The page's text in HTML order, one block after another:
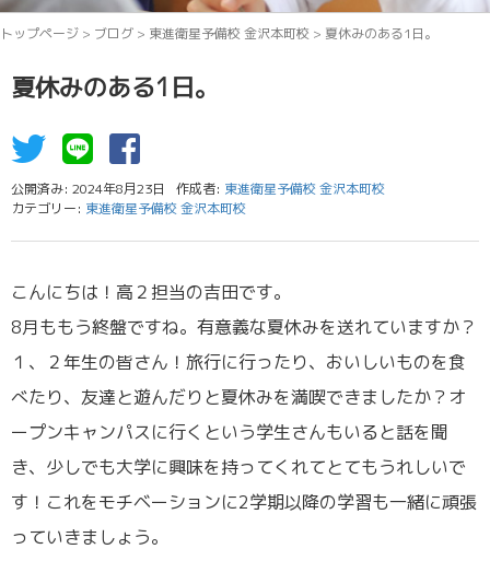
トップページ > ブログ > 東進衛星予備校 金沢本町校 > 夏休みのある1日。
夏休みのある1日。
公開済み: 2024年8月23日 作成者: 東進衛星予備校 金沢本町校
カテゴリー: 東進衛星予備校 金沢本町校
こんにちは！高２担当の吉田です。
8月ももう終盤ですね。有意義な夏休みを送れていますか？
１、２年生の皆さん！旅行に行ったり、おいしいものを食
べたり、友達と遊んだりと夏休みを満喫できましたか？オ
ープンキャンパスに行くという学生さんもいると話を聞
き、少しでも大学に興味を持ってくれてとてもうれしいで
す！これをモチベーションに2学期以降の学習も一緒に頑張
っていきましょう。